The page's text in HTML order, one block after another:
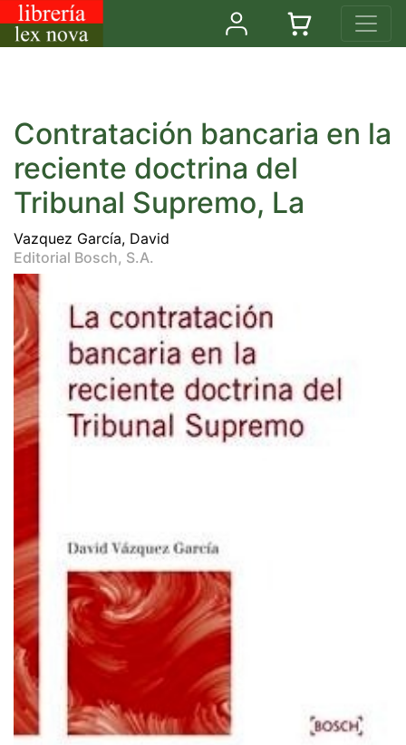
Contratación bancaria en la
reciente doctrina del
Tribunal Supremo, La
Vazquez García, David
Editorial Bosch, S.A.